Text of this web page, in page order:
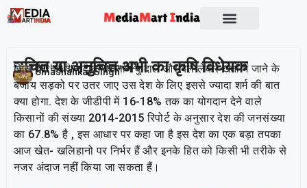
उचित या अनुचित अभी का कृषि विधेयक
Umashankar Singh
Publish On: 19 February 2026
जिस देश का अन्नदाता किसान कुदाल और बैल लेकर खेतों में जाने के
बजाय सड़को पर उतर जाए उस देश के लिए इससे ज्यादा शर्म की बात
क्या होगा. देश के जीडीपी में 16-18% तक का योगदान देने वाले
किसानों की संख्या 2014-2015 रिपोर्ट के अनुसार देश की जनसंख्या
का 67.8% है , इस आधार पर कहा जा है इस देश का एक बड़ा तपका
आज खेत- खलिहानो पर निर्भर हैं और इनके हित को किसी भी तरीके से
नजर अंदाज नहीं किया जा सकता हैं।